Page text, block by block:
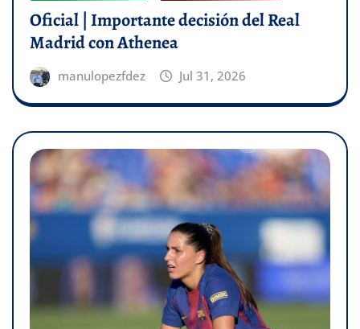
Oficial | Importante decisión del Real
Madrid con Athenea
manulopezfdez Jul 31, 2026